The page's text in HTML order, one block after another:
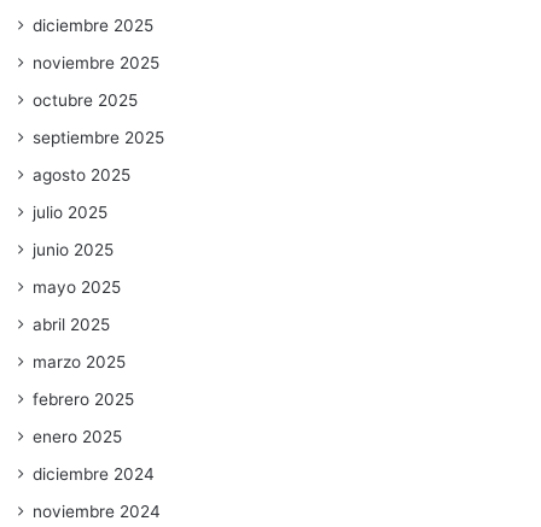
diciembre 2025
noviembre 2025
octubre 2025
septiembre 2025
agosto 2025
julio 2025
junio 2025
mayo 2025
abril 2025
marzo 2025
febrero 2025
enero 2025
diciembre 2024
noviembre 2024